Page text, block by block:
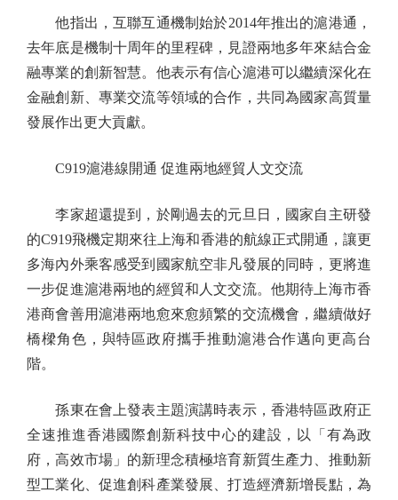
他指出，互聯互通機制始於2014年推出的滬港通，
去年底是機制十周年的里程碑，見證兩地多年來結合金
融專業的創新智慧。他表示有信心滬港可以繼續深化在
金融創新、專業交流等領域的合作，共同為國家高質量
發展作出更大貢獻。
C919滬港線開通 促進兩地經貿人文交流
李家超還提到，於剛過去的元旦日，國家自主研發
的C919飛機定期來往上海和香港的航線正式開通，讓更
多海內外乘客感受到國家航空非凡發展的同時，更將進
一步促進滬港兩地的經貿和人文交流。他期待上海市香
港商會善用滬港兩地愈來愈頻繁的交流機會，繼續做好
橋樑角色，與特區政府攜手推動滬港合作邁向更高台
階。
孫東在會上發表主題演講時表示，香港特區政府正
全速推進香港國際創新科技中心的建設，以「有為政
府，高效市場」的新理念積極培育新質生產力、推動新
型工業化、促進創科產業發展、打造經濟新增長點，為